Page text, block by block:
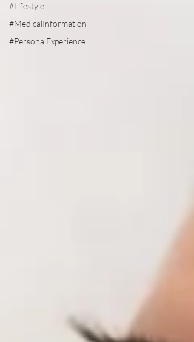
#Lifestyle
#MedicalInformation
#PersonalExperience